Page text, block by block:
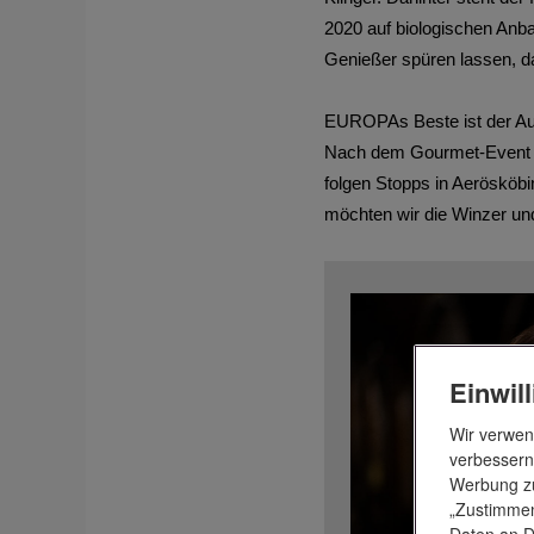
2020 auf biologischen
Genießer spüren lassen,
EUROPAs Beste ist der
Nach dem Gourmet-
folgen Stopps in
möchten wir die Winzer
Wir
Werbung